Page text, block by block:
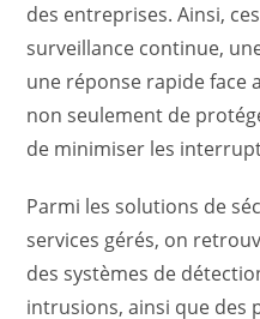
des entreprises. Ainsi,
surveillance continue,
une réponse rapide face
non seulement de
de minimiser les
Parmi les solutions de
services gérés, on
des systèmes de
intrusions, ainsi que des